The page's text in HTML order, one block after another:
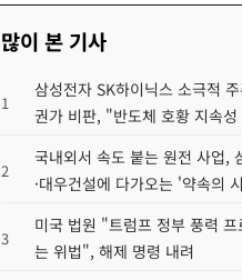
많이 본 기사
1
삼성전자 SK하이닉스 소극적
권가 비판, "반도체 호황 지속
2
국내외서 속도 붙는 원전 사업,
·대우건설에 다가오는 '약속의
3
미국 법원 "트럼프 정부 풍력 프
는 위법", 해제 명령 내려